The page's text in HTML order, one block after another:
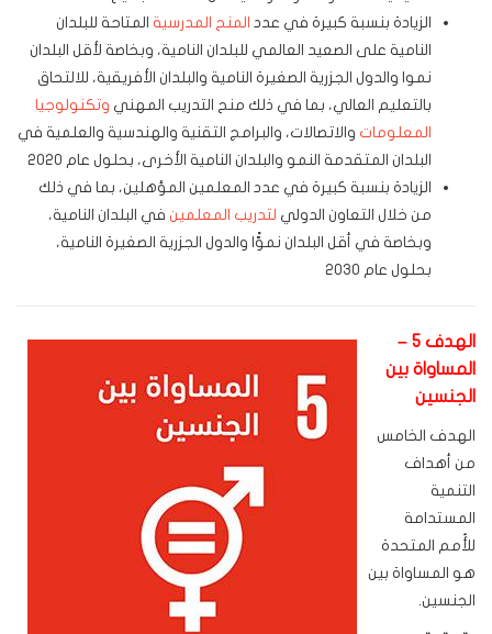
الزيادة بنسبة كبيرة في عدد المنح المدرسية المتاحة للبلدان
النامية على الصعيد العالمي للبلدان النامية، وبخاصة لأقل البلدان
نموا والدول الجزرية الصغيرة النامية والبلدان الأفريقية، للالتحاق
بالتعليم العالي، بما في ذلك منح التدريب المهني وتكنولوجيا
المعلومات والاتصالات، والبرامج التقنية والهندسية والعلمية في
البلدان المتقدمة النمو والبلدان النامية الأخرى، بحلول عام 2020
الزيادة بنسبة كبيرة في عدد المعلمين المؤهلين، بما في ذلك
من خلال التعاون الدولي لتدريب المعلمين في البلدان النامية،
وبخاصة في أقل البلدان نموًّا والدول الجزرية الصغيرة النامية،
بحلول عام 2030
الهدف 5 –
المساواة بين
الجنسين
الهدف الخامس
من أهداف
التنمية
المستدامة
للأُمم المتحدة
هو المساواة بين
الجنسين.